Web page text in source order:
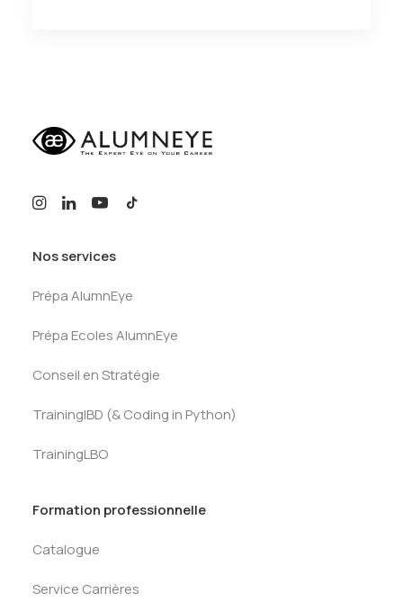
Nos services
Prépa AlumnEye
Prépa Ecoles AlumnEye
Conseil en Stratégie
TrainingIBD (& Coding in Python)
TrainingLBO
Formation professionnelle
Catalogue
Service Carrières